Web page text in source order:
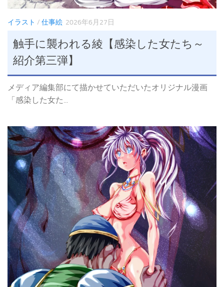
イラスト / 仕事絵 2026年6月27日
触手に襲われる綾【感染した女たち～
紹介第三弾】
メディア編集部にて描かせていただいたオリジナル漫画
「感染した女た...